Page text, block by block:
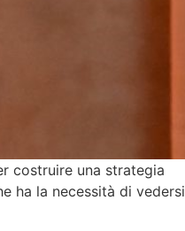
costruire una strategia
ha la necessità di vedersi